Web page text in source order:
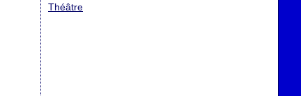
Théâtre